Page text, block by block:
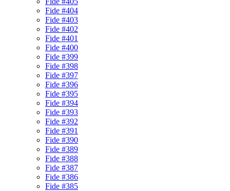
Fide #404
Fide #403
Fide #402
Fide #401
Fide #400
Fide #399
Fide #398
Fide #397
Fide #396
Fide #395
Fide #394
Fide #393
Fide #392
Fide #391
Fide #390
Fide #389
Fide #388
Fide #387
Fide #386
Fide #385